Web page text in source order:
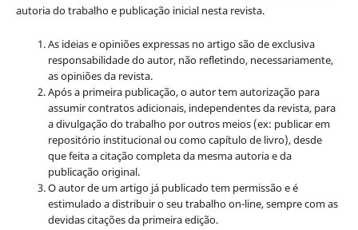
autoria do trabalho e publicação inicial nesta revista.
As ideias e opiniões expressas no artigo são de exclusiva
responsabilidade do autor, não refletindo, necessariamente,
as opiniões da revista.
Após a primeira publicação, o autor tem autorização para
assumir contratos adicionais, independentes da revista, para
a divulgação do trabalho por outros meios (ex: publicar em
repositório institucional ou como capítulo de livro), desde
que feita a citação completa da mesma autoria e da
publicação original.
O autor de um artigo já publicado tem permissão e é
estimulado a distribuir o seu trabalho on-line, sempre com as
devidas citações da primeira edição.